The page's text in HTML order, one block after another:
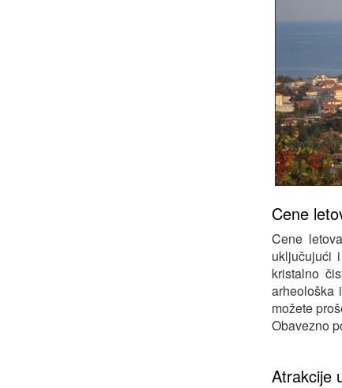
Cene
Cene
uključujući
kristalno
arheološka
možete
Obavezno
Atrakcije